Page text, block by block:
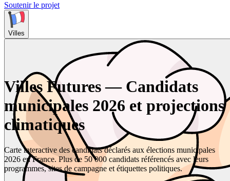
Soutenir le projet
Villes
Villes Futures — Candidats
municipales 2026 et projections
climatiques
Carte interactive des candidats déclarés aux élections municipales
2026 en France. Plus de 50 000 candidats référencés avec leurs
programmes, sites de campagne et étiquettes politiques.